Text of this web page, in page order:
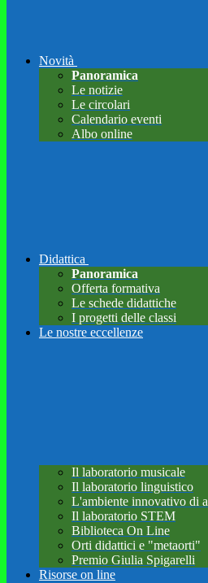
Novità
Panoramica
Le notizie
Le circolari
Calendario eventi
Albo online
Didattica
Panoramica
Offerta formativa
Le schede didattiche
I progetti delle classi
Le nostre eccellenze
Il laboratorio musicale
Il laboratorio linguistico
L'ambiente innovativo di
Il laboratorio STEM
Biblioteca On Line
Orti didattici e "metaorti"
Premio Giulia Spigarelli
Risorse on line